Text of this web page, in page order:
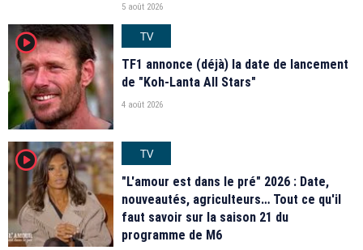
5 août 2026
player2
TV
TF1 annonce (déjà) la date de lancement
de "Koh-Lanta All Stars"
4 août 2026
player2
TV
"L'amour est dans le pré" 2026 : Date,
nouveautés, agriculteurs… Tout ce qu'il
faut savoir sur la saison 21 du
programme de M6